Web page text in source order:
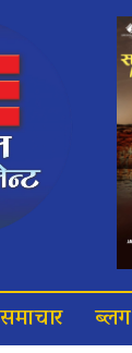
समाचार ब्लग